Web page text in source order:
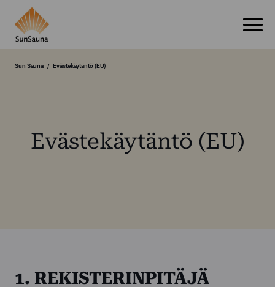
Evästekäytäntö (EU)
Sun Sauna Evästekäytäntö (EU)
1. REKISTERINPITÄJÄ